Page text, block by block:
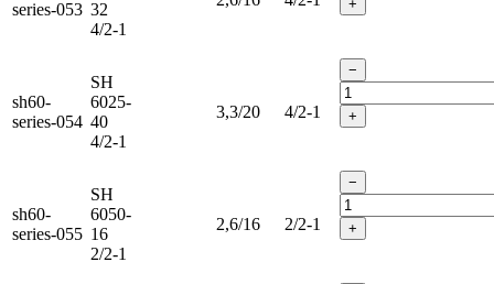
series-053 32
4/2-1
+
sh60-
series-054
SH
6025-
40
4/2-1
3,3/20 4/2-1
−
+
sh60-
series-055
SH
6050-
16
2/2-1
2,6/16 2/2-1
−
+